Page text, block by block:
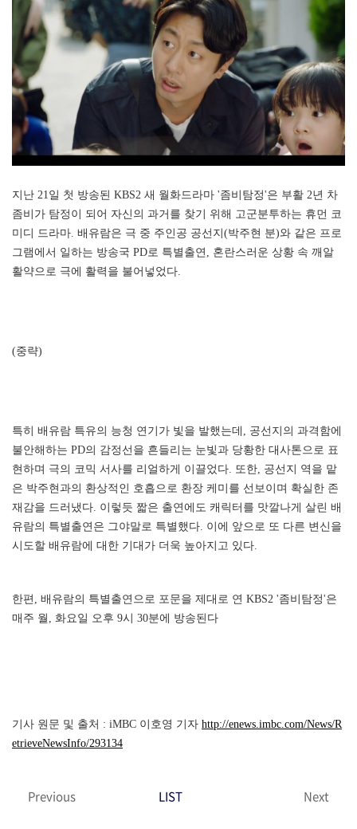
지난 21일 첫 방송된 KBS2 새 월화드라마 '좀비탐정'은 부활 2년 차
좀비가 탐정이 되어 자신의 과거를 찾기 위해 고군분투하는 휴먼 코
미디 드라마. 배유람은 극 중 주인공 공선지(박주현 분)와 같은 프로
그램에서 일하는 방송국 PD로 특별출연, 혼란스러운 상황 속 깨알
활약으로 극에 활력을 불어넣었다.
(중략)
특히 배유람 특유의 능청 연기가 빛을 발했는데, 공선지의 과격함에
불안해하는 PD의 감정선을 흔들리는 눈빛과 당황한 대사톤으로 표
현하며 극의 코믹 서사를 리얼하게 이끌었다. 또한, 공선지 역을 맡
은 박주현과의 환상적인 호흡으로 환장 케미를 선보이며 확실한 존
재감을 드러냈다. 이렇듯 짧은 출연에도 캐릭터를 맛깔나게 살린 배
유람의 특별출연은 그야말로 특별했다. 이에 앞으로 또 다른 변신을
시도할 배유람에 대한 기대가 더욱 높아지고 있다.
한편, 배유람의 특별출연으로 포문을 제대로 연 KBS2 '좀비탐정'은
매주 월, 화요일 오후 9시 30분에 방송된다
기사 원문 및 출처 : iMBC 이호영 기자 http://enews.imbc.com/News/R
etrieveNewsInfo/293134
Previous LIST Next